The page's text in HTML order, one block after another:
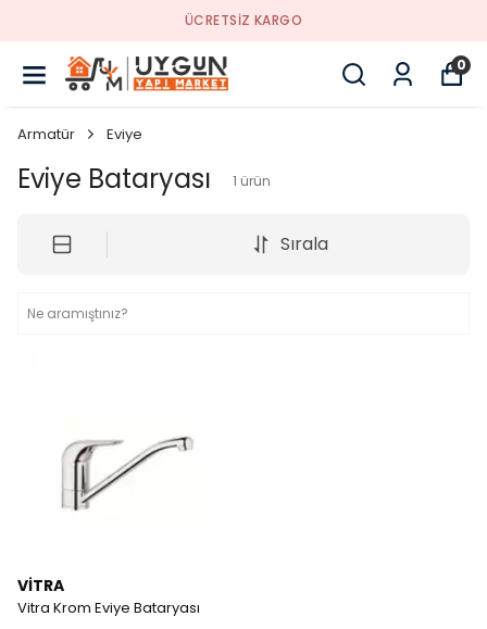
ÜCRETSİZ KARGO
0
Armatür Eviye
Eviye Bataryası 1 ürün
Sırala
VITRA
Vitra Krom Eviye Bataryası